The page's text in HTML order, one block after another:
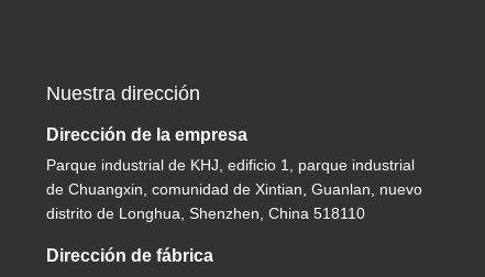
Nuestra dirección
Dirección de la empresa
Parque industrial de KHJ, edificio 1, parque industrial
de Chuangxin, comunidad de Xintian, Guanlan, nuevo
distrito de Longhua, Shenzhen, China 518110
Dirección de fábrica